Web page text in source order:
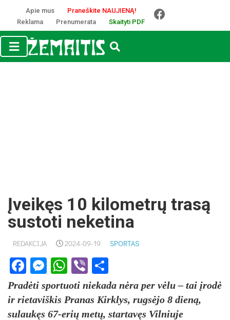
Apie mus
Praneškite NAUJIENĄ!
Reklama
Prenumerata Skaityti PDF
Įveikęs 10 kilometrų trasą
sustoti neketina
REDAKCIJA 2024-09-19 SPORTAS
Facebook
Messenger
WhatsApp
Viber
Pradėti sportuoti niekada nėra per vėlu – tai įrodė
ir rietaviškis Pranas Kirklys, rugsėjo 8 dieną,
sulaukęs 67-erių metų, startavęs Vilniuje